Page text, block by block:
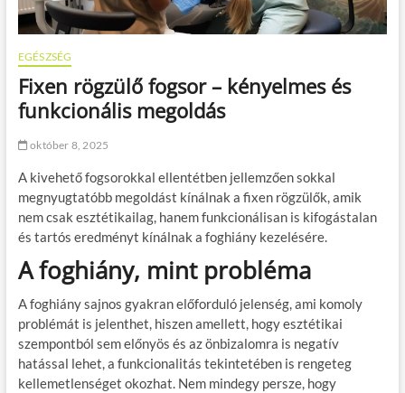
EGÉSZSÉG
Fixen rögzülő fogsor – kényelmes és
funkcionális megoldás
október 8, 2025
A kivehető fogsorokkal ellentétben jellemzően sokkal
megnyugtatóbb megoldást kínálnak a fixen rögzülők, amik
nem csak esztétikailag, hanem funkcionálisan is kifogástalan
és tartós eredményt kínálnak a foghiány kezelésére.
A foghiány, mint probléma
A foghiány sajnos gyakran előforduló jelenség, ami komoly
problémát is jelenthet, hiszen amellett, hogy esztétikai
szempontból sem előnyös és az önbizalomra is negatív
hatással lehet, a funkcionalitás tekintetében is rengeteg
kellemetlenséget okozhat. Nem mindegy persze, hogy